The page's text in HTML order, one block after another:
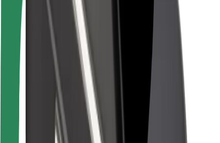
Autovadītāju drošība
Skrejriteņu drošība
Drošības laboratorija
Pilsētas
Risinājumi pilsētām
Lidostas
Bolt uzlādes statīvi